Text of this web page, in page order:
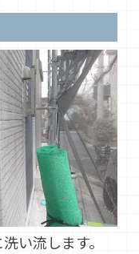
い流します。